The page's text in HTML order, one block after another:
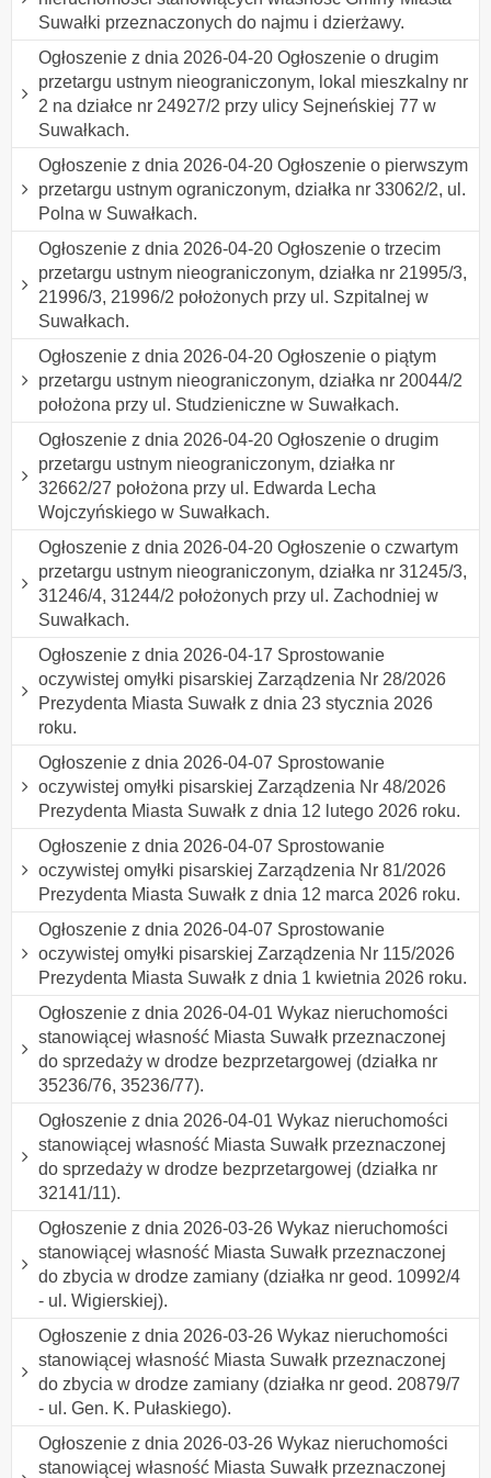
Suwałki przeznaczonych do najmu i dzierżawy.
Ogłoszenie z dnia 2026-04-20 Ogłoszenie o drugim
przetargu ustnym nieograniczonym, lokal mieszkalny nr
2 na działce nr 24927/2 przy ulicy Sejneńskiej 77 w
Suwałkach.
Ogłoszenie z dnia 2026-04-20 Ogłoszenie o pierwszym
przetargu ustnym ograniczonym, działka nr 33062/2, ul.
Polna w Suwałkach.
Ogłoszenie z dnia 2026-04-20 Ogłoszenie o trzecim
przetargu ustnym nieograniczonym, działka nr 21995/3,
21996/3, 21996/2 położonych przy ul. Szpitalnej w
Suwałkach.
Ogłoszenie z dnia 2026-04-20 Ogłoszenie o piątym
przetargu ustnym nieograniczonym, działka nr 20044/2
położona przy ul. Studzieniczne w Suwałkach.
Ogłoszenie z dnia 2026-04-20 Ogłoszenie o drugim
przetargu ustnym nieograniczonym, działka nr
32662/27 położona przy ul. Edwarda Lecha
Wojczyńskiego w Suwałkach.
Ogłoszenie z dnia 2026-04-20 Ogłoszenie o czwartym
przetargu ustnym nieograniczonym, działka nr 31245/3,
31246/4, 31244/2 położonych przy ul. Zachodniej w
Suwałkach.
Ogłoszenie z dnia 2026-04-17 Sprostowanie
oczywistej omyłki pisarskiej Zarządzenia Nr 28/2026
Prezydenta Miasta Suwałk z dnia 23 stycznia 2026
roku.
Ogłoszenie z dnia 2026-04-07 Sprostowanie
oczywistej omyłki pisarskiej Zarządzenia Nr 48/2026
Prezydenta Miasta Suwałk z dnia 12 lutego 2026 roku.
Ogłoszenie z dnia 2026-04-07 Sprostowanie
oczywistej omyłki pisarskiej Zarządzenia Nr 81/2026
Prezydenta Miasta Suwałk z dnia 12 marca 2026 roku.
Ogłoszenie z dnia 2026-04-07 Sprostowanie
oczywistej omyłki pisarskiej Zarządzenia Nr 115/2026
Prezydenta Miasta Suwałk z dnia 1 kwietnia 2026 roku.
Ogłoszenie z dnia 2026-04-01 Wykaz nieruchomości
stanowiącej własność Miasta Suwałk przeznaczonej
do sprzedaży w drodze bezprzetargowej (działka nr
35236/76, 35236/77).
Ogłoszenie z dnia 2026-04-01 Wykaz nieruchomości
stanowiącej własność Miasta Suwałk przeznaczonej
do sprzedaży w drodze bezprzetargowej (działka nr
32141/11).
Ogłoszenie z dnia 2026-03-26 Wykaz nieruchomości
stanowiącej własność Miasta Suwałk przeznaczonej
do zbycia w drodze zamiany (działka nr geod. 10992/4
- ul. Wigierskiej).
Ogłoszenie z dnia 2026-03-26 Wykaz nieruchomości
stanowiącej własność Miasta Suwałk przeznaczonej
do zbycia w drodze zamiany (działka nr geod. 20879/7
- ul. Gen. K. Pułaskiego).
Ogłoszenie z dnia 2026-03-26 Wykaz nieruchomości
stanowiącej własność Miasta Suwałk przeznaczonej